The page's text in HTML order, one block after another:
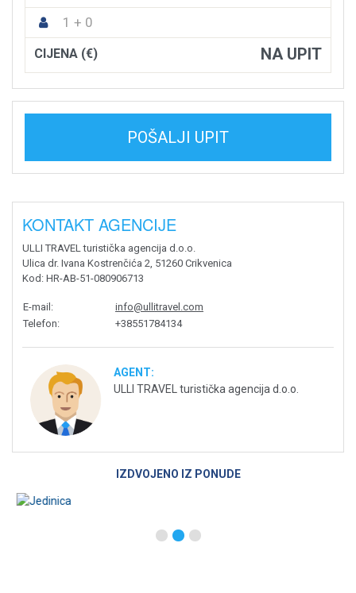
1 + 0
CIJENA (€) NA UPIT
POŠALJI UPIT
KONTAKT AGENCIJE
ULLI TRAVEL turistička agencija d.o.o.
Ulica dr. Ivana Kostrenčića 2, 51260 Crikvenica
Kod: HR-AB-51-080906713
E-mail:
info@ullitravel.com
Telefon: +38551784134
AGENT:
ULLI TRAVEL turistička agencija d.o.o.
IZDVOJENO IZ PONUDE